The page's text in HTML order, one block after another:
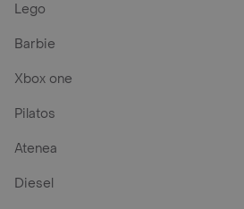
Lego
Barbie
Xbox one
Pilatos
Atenea
Diesel